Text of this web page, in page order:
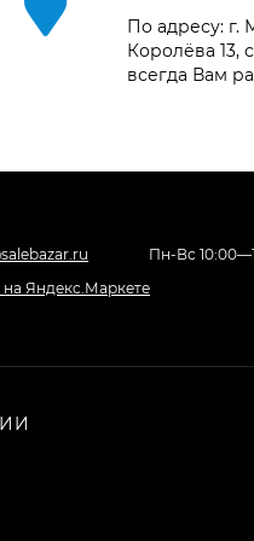
По адресу: г.
Королёва 13,
всегда Вам
Пн-Вс